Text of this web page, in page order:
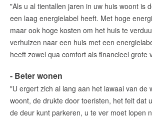
"Als u al tientallen jaren in uw huis woont is
een laag energielabel heeft. Met hoge
maar ook hoge kosten om het huis te
verhuizen naar een huis met een
heeft zowel qua comfort als financieel grote
- Beter wonen
"U ergert zich al lang aan het lawaai van de
woont, de drukte door toeristen, het feit dat
de deur kunt parkeren, u te ver moet lopen